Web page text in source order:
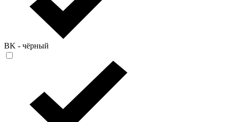
BK - чёрный